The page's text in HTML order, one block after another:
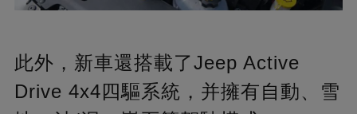
此外，新車還搭載了Jeep Active
Drive 4x4四驅系統，并擁有自動、雪